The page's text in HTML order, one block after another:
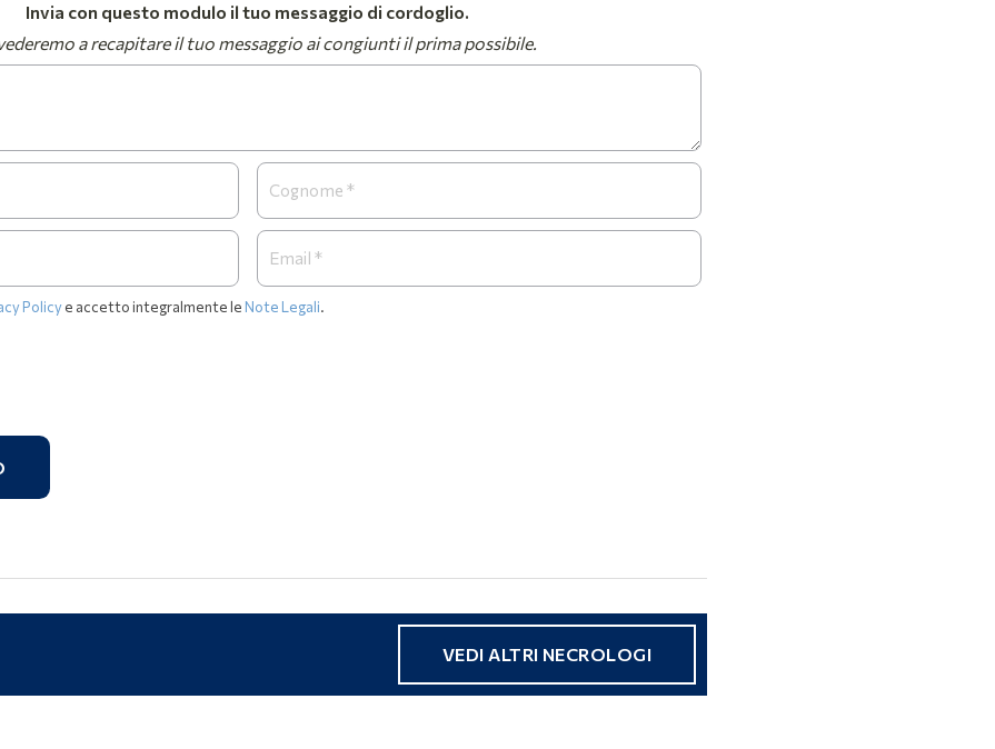
Invia con questo modulo il tuo messaggio di cordoglio.
a recapitare il tuo messaggio ai congiunti il prima possibile.
Policye accetto integralmente le Note Legali.
VEDI ALTRI NECROLOGI